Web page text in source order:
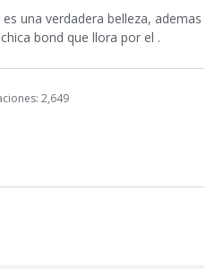
una verdadera belleza, ademas
bond que llora por el .
2,649